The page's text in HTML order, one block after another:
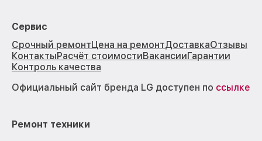
Сервис
Срочный ремонтЦена на ремонтДоставкаОтзывы
КонтактыРасчёт стоимостиВакансииГарантии
Контроль качества
Официальный сайт бренда LG доступен по ссылке
Ремонт техники